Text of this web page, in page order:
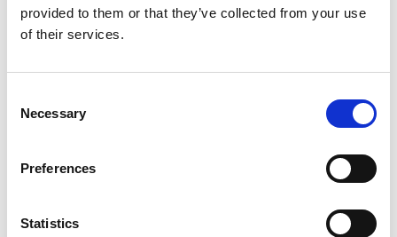
provided to them or that they’ve collected from your use
of their services.
Selection
Necessary
Preferences
Statistics